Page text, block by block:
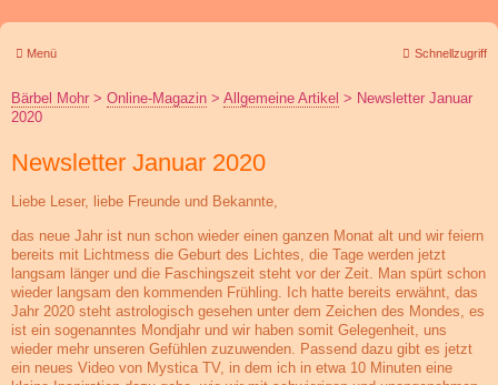
Menü Schnellzugriff
Bärbel Mohr > Online-Magazin > Allgemeine Artikel > Newsletter Januar
2020
Newsletter Januar 2020
Liebe Leser, liebe Freunde und Bekannte,
das neue Jahr ist nun schon wieder einen ganzen Monat alt und wir feiern
bereits mit Lichtmess die Geburt des Lichtes, die Tage werden jetzt
langsam länger und die Faschingszeit steht vor der Zeit. Man spürt schon
wieder langsam den kommenden Frühling. Ich hatte bereits erwähnt, das
Jahr 2020 steht astrologisch gesehen unter dem Zeichen des Mondes, es
ist ein sogenanntes Mondjahr und wir haben somit Gelegenheit, uns
wieder mehr unseren Gefühlen zuzuwenden. Passend dazu gibt es jetzt
ein neues Video von Mystica TV, in dem ich in etwa 10 Minuten eine